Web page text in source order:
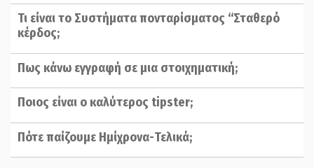
Τι είναι το Συστήματα πονταρίσματος “Σταθερό
κέρδος;
Πως κάνω εγγραφή σε μια στοιχηματική;
Ποιος είναι ο καλύτερος tipster;
Πότε παίζουμε Ημίχρονα-Τελικά;